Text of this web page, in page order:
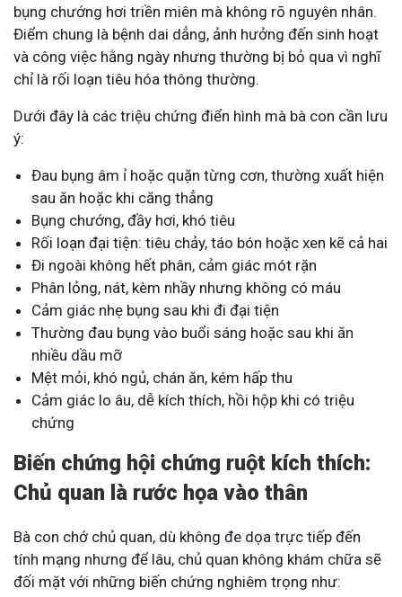
bụng chướng hơi triền miên mà không rõ nguyên nhân.
Điểm chung là bệnh dai dẳng, ảnh hưởng đến sinh hoạt
và công việc hằng ngày nhưng thường bị bỏ qua vì nghĩ
chỉ là rối loạn tiêu hóa thông thường.
Dưới đây là các triệu chứng điển hình mà bà con cần lưu
ý:
Đau bụng âm ỉ hoặc quặn từng cơn, thường xuất hiện
sau ăn hoặc khi căng thẳng
Bụng chướng, đầy hơi, khó tiêu
Rối loạn đại tiện: tiêu chảy, táo bón hoặc xen kẽ cả hai
Đi ngoài không hết phân, cảm giác mót rặn
Phân lỏng, nát, kèm nhầy nhưng không có máu
Cảm giác nhẹ bụng sau khi đi đại tiện
Thường đau bụng vào buổi sáng hoặc sau khi ăn
nhiều dầu mỡ
Mệt mỏi, khó ngủ, chán ăn, kém hấp thu
Cảm giác lo âu, dễ kích thích, hồi hộp khi có triệu
chứng
Biến chứng hội chứng ruột kích thích:
Chủ quan là rước họa vào thân
Bà con chớ chủ quan, dù không đe dọa trực tiếp đến
tính mạng nhưng để lâu, chủ quan không khám chữa sẽ
đối mặt với những biến chứng nghiêm trọng như: